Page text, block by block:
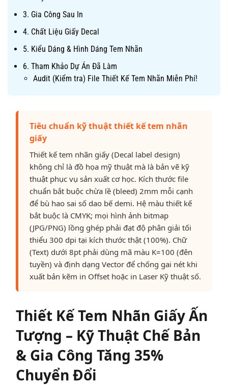
3. Gia Công Sau In
4. Chất Liệu Giấy Decal
5. Kiểu Dáng & Hình Dáng Tem Nhãn
6. Tham Khảo Dự Án Đã Làm
Audit (Kiểm tra) File Thiết Kế Tem Nhãn Miễn Phí!
Tiêu chuẩn kỹ thuật thiết kế tem nhãn
giấy
Thiết kế tem nhãn giấy (Decal label design)
không chỉ là đồ họa mỹ thuật mà là bản vẽ kỹ
thuật phục vụ sản xuất cơ học. Kích thước file
chuẩn bắt buộc chừa lề (bleed) 2mm mỗi cạnh
để bù hao sai số dao bế demi. Hệ màu thiết kế
bắt buộc là CMYK; mọi hình ảnh bitmap
(JPG/PNG) lồng ghép phải đạt độ phân giải tối
thiểu 300 dpi tại kích thước thật (100%). Chữ
(Text) dưới 8pt phải dùng mã màu K=100 (đên
tuyền) và định dạng Vector để chống gai nét khi
xuất bản kẽm in Offset hoặc in Laser Kỹ thuật số.
Thiết Kế Tem Nhãn Giấy Ấn
Tượng – Kỹ Thuật Chế Bản
& Gia Công Tăng 35%
Chuyển Đổi